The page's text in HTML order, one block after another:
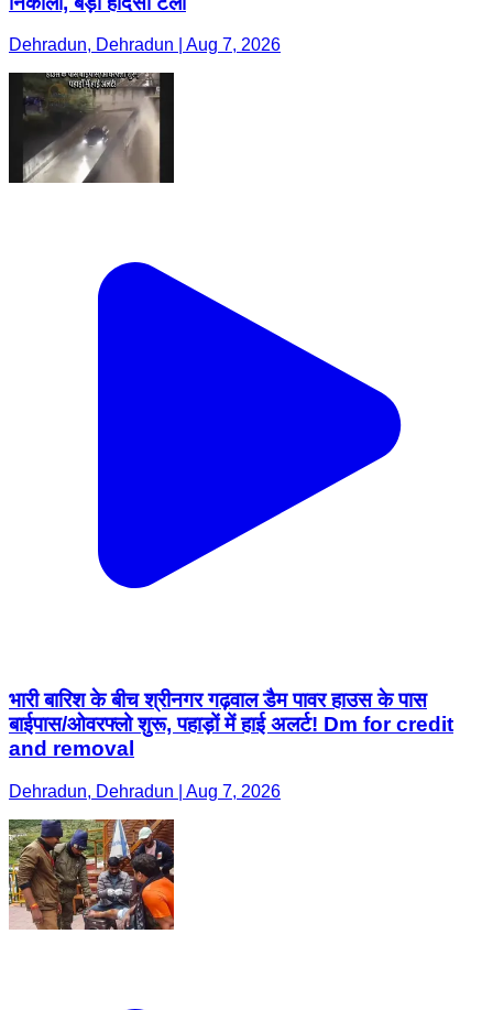
Dehradun, Dehradun | Aug 7, 2026
भारी बारिश के बीच श्रीनगर गढ़वाल डैम पावर हाउस के पास
बाईपास/ओवरफ्लो शुरू, पहाड़ों में हाई अलर्ट! Dm for credit
and removal
Dehradun, Dehradun | Aug 7, 2026